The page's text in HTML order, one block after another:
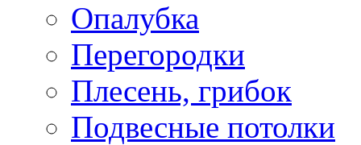
Опалубка
Перегородки
Плесень, грибок
Подвесные потолки